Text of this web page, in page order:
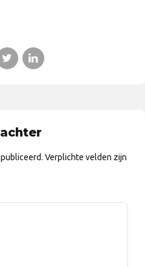
Verplichte velden zijn